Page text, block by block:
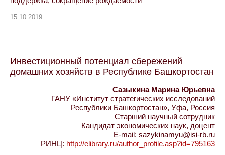
15.10.2019
Инвестиционный потенциал сбережений
домашних хозяйств в Республике Башкортостан
Сазыкина Марина Юрьевна
ГАНУ «Институт стратегических исследований
Республики Башкортостан», Уфа, Россия
Старший научный сотрудник
Кандидат экономических наук, доцент
E-mail: sazykinamyu@isi-rb.ru
РИНЦ: http://elibrary.ru/author_profile.asp?id=795163